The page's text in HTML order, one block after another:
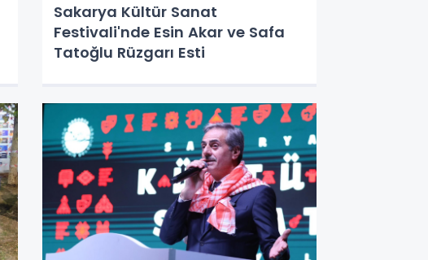
Sakarya Kültür Sanat
Festivali'nde Esin Akar ve Safa
Tatoğlu Rüzgarı Esti